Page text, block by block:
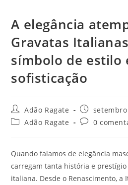
A elegância
Gravatas
símbolo de estilo
sofisticação
Adão Ragate
Adão Ragate
0
Quando falamos de elegância
carregam tanta história e
italiana. Desde o Renascimento,